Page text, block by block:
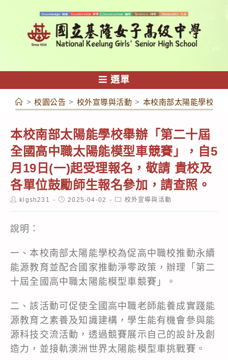
容
選單
> 校園公告 > 校外宣導與活動 > 本校南部太陽能學校舉
本校南部太陽能學校舉辦「第二十屆
全國高中職太陽能模型車競賽」，自5
月19日(一)起受理報名，敬請 貴校及
各單位鼓勵師生報名參加，請查照。
Postklgsh231
Post2025-04-02
Post校外宣導與活動
說明：
一、本校南部太陽能學校為促高中職校推動永續
能源教育並配合國家推動淨零政策，辦理「第二
十屆全國高中職太陽能模型車競賽」。
二、該活動可促使全國高中職老師能養成實踐能
源教育之素養及知識建構，學生能有機會參與能
源科技交流活動，透過競賽展示自己的設計及創
造力，並接軌澳洲世界太陽能模型車挑戰賽。